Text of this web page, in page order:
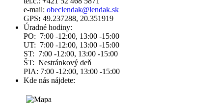
e-mail: obeclendak@lendak.sk
GPS: 49.237288, 20.351919
Úradné hodiny:
PO: 7:00 -12:00, 13:00 -15:00
UT: 7:00 -12:00, 13:00 -15:00
ST: 7:00 -12:00, 13:00 -15:00
ŠT: Nestránkový deň
PIA: 7:00 -12:00, 13:00 -15:00
Kde nás nájdete: